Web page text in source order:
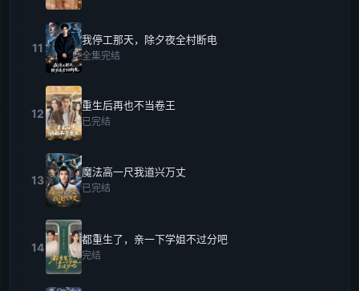
11
我停工那天，除夕夜全村断电
全集完结
12
重生后再也不当卷王
已完结
13
魔法高一尺我道兴万丈
已完结
14
都重生了，亲一下学姐不过分吧
完结